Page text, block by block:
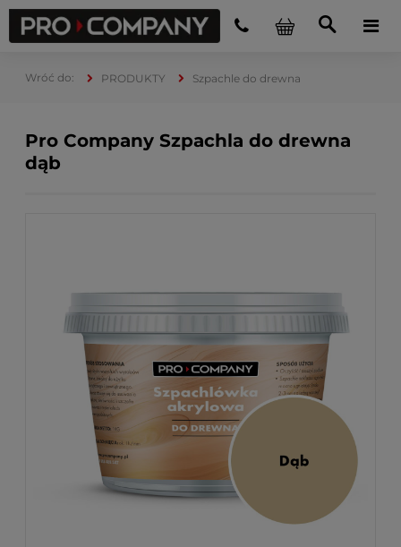
PRODUKTY Szpachle do drewna
Pro Company Szpachla do drewna
dąb